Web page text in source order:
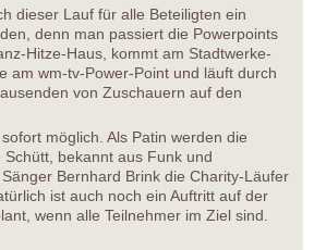
dieser Lauf für alle Beteiligten ein
denn man passiert die Powerpoints
Hitze-Haus, kommt am Stadtwerke-
am wm-tv-Power-Point und läuft durch
von Zuschauern auf den
möglich. Als Patin werden die
Schütt, bekannt aus Funk und
Bernhard Brink die Charity-Läufer
ist auch noch ein Auftritt auf der
wenn alle Teilnehmer im Ziel sind.